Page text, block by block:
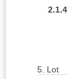
2.1.4
5. Lot